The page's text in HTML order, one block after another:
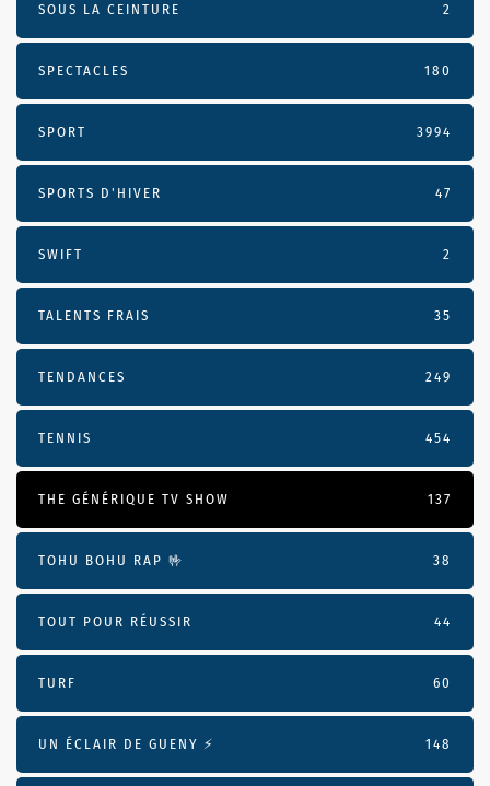
SOUS LA CEINTURE 2
SPECTACLES 180
SPORT 3994
SPORTS D'HIVER 47
SWIFT 2
TALENTS FRAIS 35
TENDANCES 249
TENNIS 454
THE GÉNÉRIQUE TV SHOW 137
TOHU BOHU RAP 🤟 38
TOUT POUR RÉUSSIR 44
TURF 60
UN ÉCLAIR DE GUENY ⚡️ 148